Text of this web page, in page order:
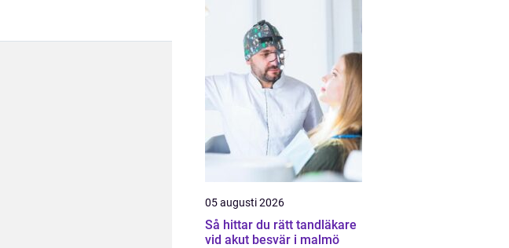
05 augusti 2026
Så hittar du rätt tandläkare
vid akut besvär i malmö